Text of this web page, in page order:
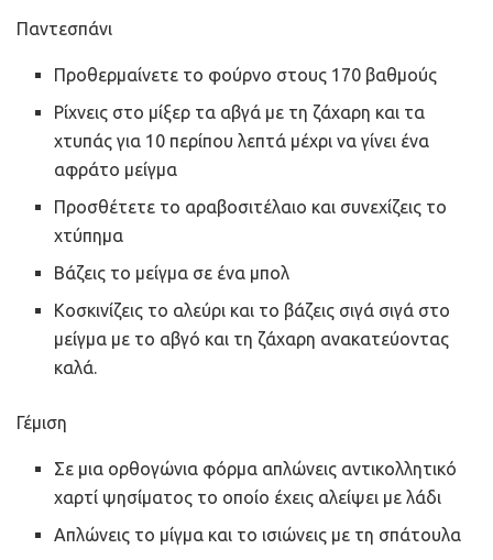
Παντεσπάνι
Προθερμαίνετε το φούρνο στους 170 βαθμούς
Ρίχνεις στο μίξερ τα αβγά με τη ζάχαρη και τα
χτυπάς για 10 περίπου λεπτά μέχρι να γίνει ένα
αφράτο μείγμα
Προσθέτετε το αραβοσιτέλαιο και συνεχίζεις το
χτύπημα
Βάζεις το μείγμα σε ένα μπολ
Κοσκινίζεις το αλεύρι και το βάζεις σιγά σιγά στο
μείγμα με το αβγό και τη ζάχαρη ανακατεύοντας
καλά.
Γέμιση
Σε μια ορθογώνια φόρμα απλώνεις αντικολλητικό
χαρτί ψησίματος το οποίο έχεις αλείψει με λάδι
Απλώνεις το μίγμα και το ισιώνεις με τη σπάτουλα